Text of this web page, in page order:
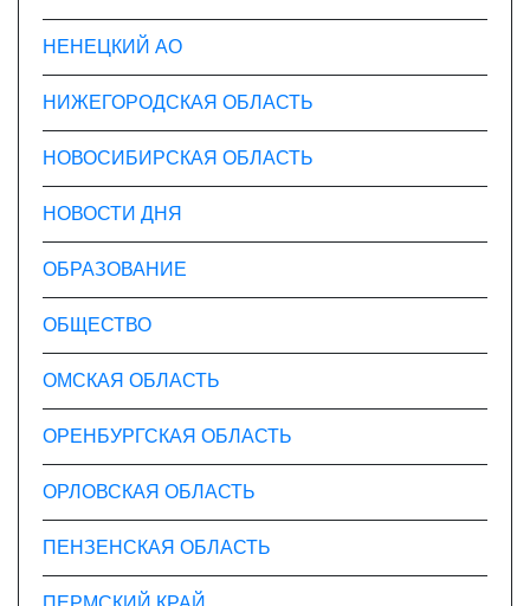
НЕНЕЦКИЙ АО
НИЖЕГОРОДСКАЯ ОБЛАСТЬ
НОВОСИБИРСКАЯ ОБЛАСТЬ
НОВОСТИ ДНЯ
ОБРАЗОВАНИЕ
ОБЩЕСТВО
ОМСКАЯ ОБЛАСТЬ
ОРЕНБУРГСКАЯ ОБЛАСТЬ
ОРЛОВСКАЯ ОБЛАСТЬ
ПЕНЗЕНСКАЯ ОБЛАСТЬ